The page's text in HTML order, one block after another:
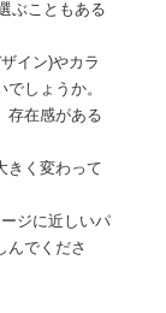
ぶこともある
イン)やカラ
しょうか。
存在感がある
きく変わって
ジに近しいパ
んでくださ